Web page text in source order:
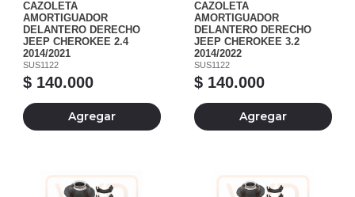
CAZOLETA
AMORTIGUADOR
DELANTERO DERECHO
JEEP CHEROKEE 2.4
2014/2021
SUS1122
$ 140.000
Agregar
CAZOLETA
AMORTIGUADOR
DELANTERO DERECHO
JEEP CHEROKEE 3.2
2014/2022
SUS1122
$ 140.000
Agregar